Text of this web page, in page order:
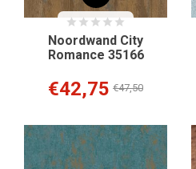
Noordwand City
Romance 35166
€42,75 €47,50